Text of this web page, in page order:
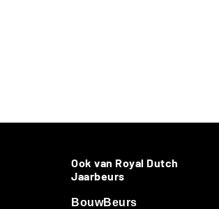
Ook van Royal Dutch
Jaarbeurs
BouwBeurs